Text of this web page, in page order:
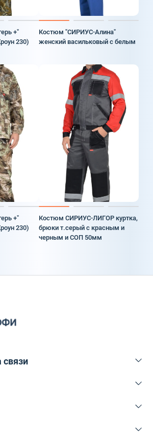
+"
230)
Костюм "СИРИУС-Алина"
женский васильковый с белым
+"
230)
Костюм СИРИУС-ЛИГОР куртка,
брюки т.серый с красным и
черным и СОП 50мм
связи
76